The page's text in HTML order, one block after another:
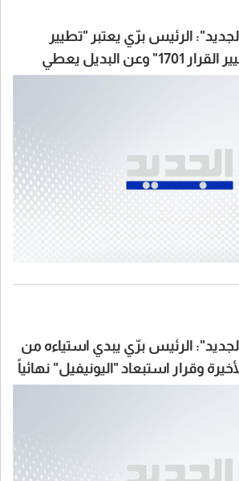
الرئيس برّي يعتبر "تطيير
اليونيفيل يعني تطيير القرار 1701" وعن البديل يعطي
الرئيس برّي يبدي استياءه من
وقرار استبعاد "اليونيفيل" نهائياً